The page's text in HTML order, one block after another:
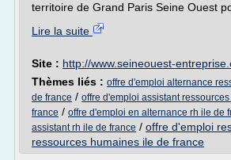
territoire de Grand Paris Seine Ouest
Lire la suite
Site : http://www.seineouest-
Thèmes liés : offre d'emploi alternance
de france / offre d'emploi assistant
france / offre d'emploi en alternance rh ile de
assistant rh ile de france / offre d'emploi
ressources humaines ile de france